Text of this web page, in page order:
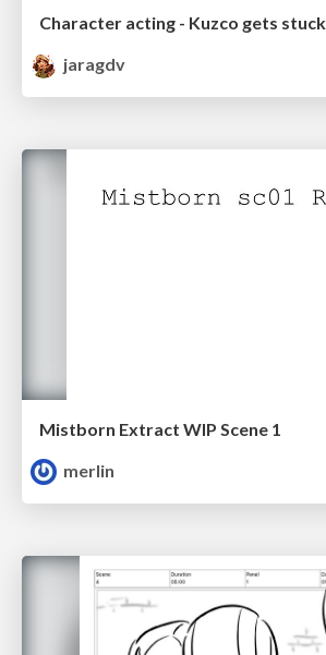
Character acting - Kuzco gets
jaragdv
Mistborn Extract WIP Scene 1
merlin